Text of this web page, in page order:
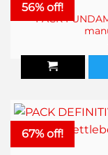
56% off!
PACK
67% off!